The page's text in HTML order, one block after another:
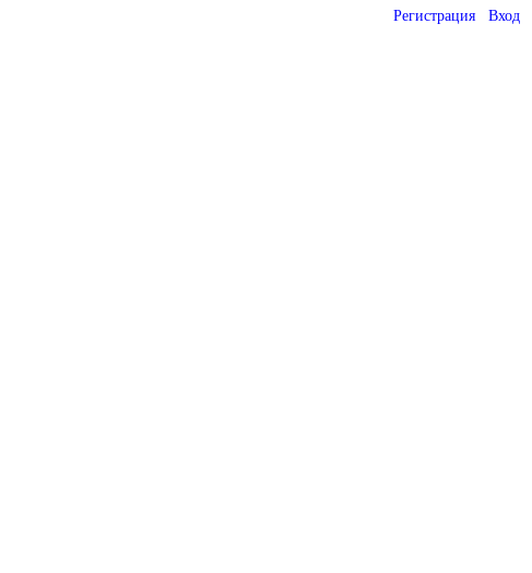
Регистрация Вход